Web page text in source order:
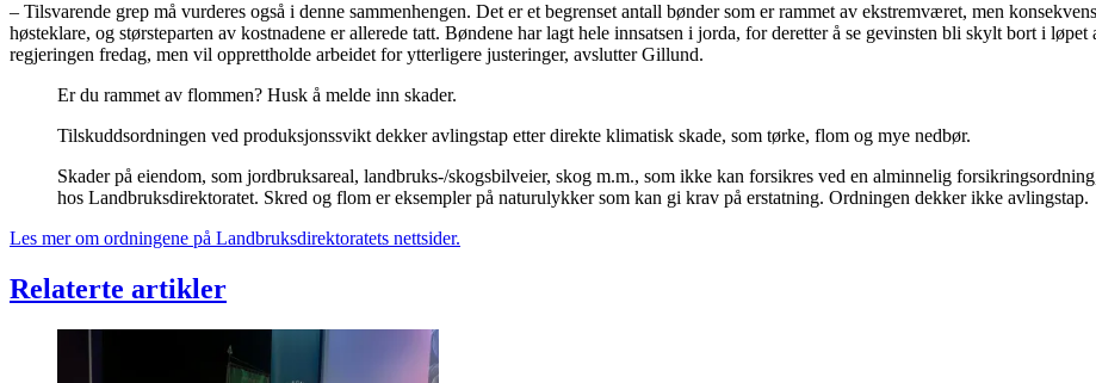
– Tilsvarende grep må vurderes også i denne sammenhengen. Det er et begrenset antall bønder som er rammet av ekstremværet, men
høsteklare, og størsteparten av kostnadene er allerede tatt. Bøndene har lagt hele innsatsen i jorda, for deretter å se gevinsten bli skylt bort i
regjeringen fredag, men vil opprettholde arbeidet for ytterligere justeringer, avslutter Gillund.
Er du rammet av flommen? Husk å melde inn skader.
Tilskuddsordningen ved produksjonssvikt dekker avlingstap etter direkte klimatisk skade, som tørke, flom og mye nedbør.
Skader på eiendom, som jordbruksareal, landbruks-/skogsbilveier, skog m.m., som ikke kan forsikres ved en alminnelig
hos Landbruksdirektoratet. Skred og flom er eksempler på naturulykker som kan gi krav på erstatning. Ordningen dekker ikke avlingstap.
Les mer om ordningene på Landbruksdirektoratets nettsider.
Relaterte artikler